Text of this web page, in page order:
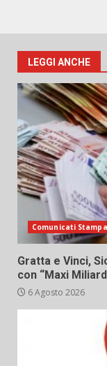
LEGGI ANCHE
Comunicati Stampa
Gratta e Vinci,
con “Maxi
6 Agosto 2026